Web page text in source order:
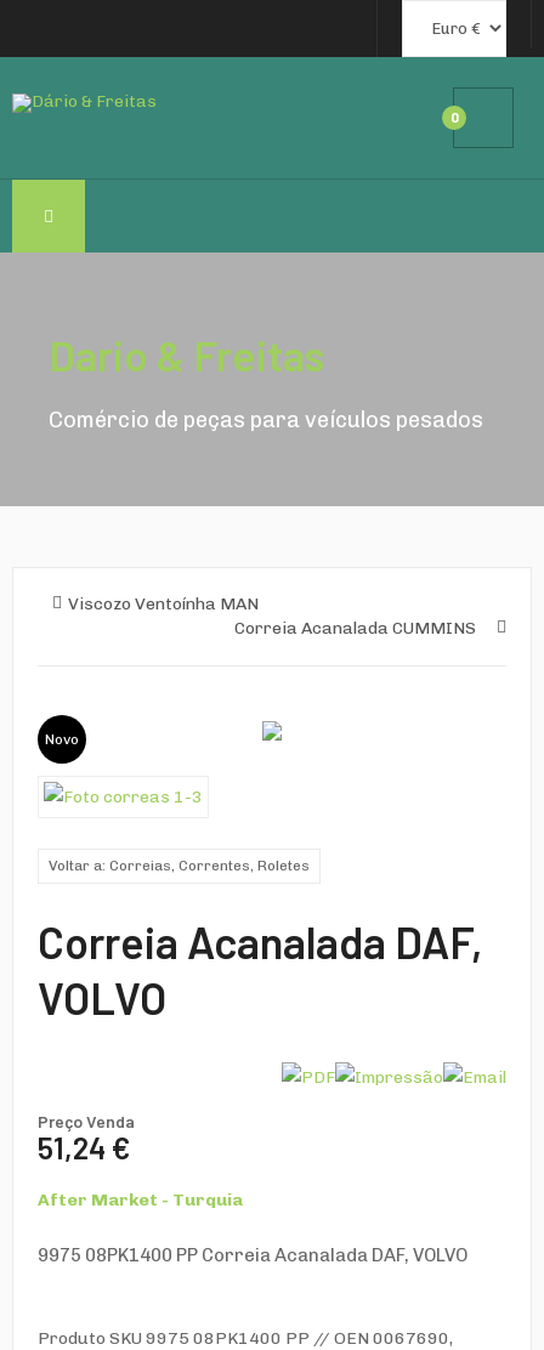
0
Dario & Freitas
Comércio de peças para veículos pesados
Viscozo Ventoínha MAN
Correia Acanalada CUMMINS
Novo
Voltar a: Correias, Correntes, Roletes
Correia Acanalada DAF,
VOLVO
Preço Venda
51,24 €
After Market - Turquia
9975 08PK1400 PP Correia Acanalada DAF, VOLVO
Produto SKU 9975 08PK1400 PP // OEN 0067690,